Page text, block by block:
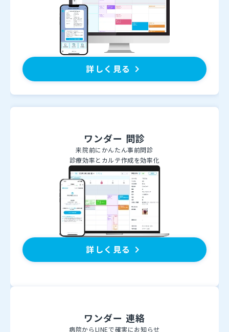
詳しく見る keyboard_arrow_right
ワンダー 問診
来院前にかんたん事前問診
診療効率とカルテ作成を効率化
詳しく見る keyboard_arrow_right
ワンダー 連絡
病院からLINEで確実にお知らせ